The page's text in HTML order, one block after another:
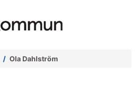
Ola Dahlström